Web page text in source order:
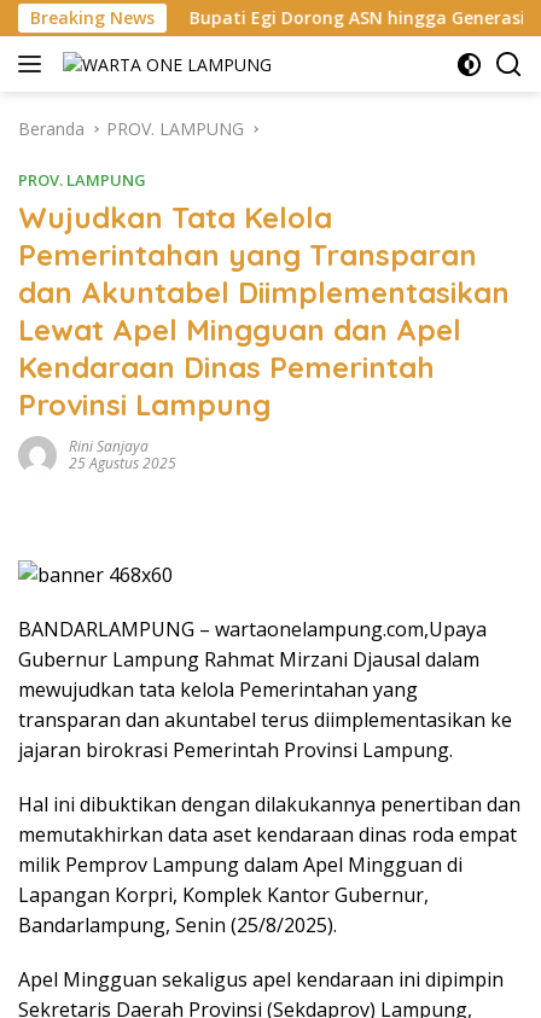
Langsung
ke
konten
Breaking News
Bupati Egi Dorong ASN hingga Generasi Muda Kuasai AI,
Beranda PROV. LAMPUNG
PROV. LAMPUNG
Wujudkan Tata Kelola
Pemerintahan yang Transparan
dan Akuntabel Diimplementasikan
Lewat Apel Mingguan dan Apel
Kendaraan Dinas Pemerintah
Provinsi Lampung
Rini Sanjaya
25 Agustus 2025
BANDARLAMPUNG – wartaonelampung.com,Upaya
Gubernur Lampung Rahmat Mirzani Djausal dalam
mewujudkan tata kelola Pemerintahan yang
transparan dan akuntabel terus diimplementasikan ke
jajaran birokrasi Pemerintah Provinsi Lampung.
Hal ini dibuktikan dengan dilakukannya penertiban dan
memutakhirkan data aset kendaraan dinas roda empat
milik Pemprov Lampung dalam Apel Mingguan di
Lapangan Korpri, Komplek Kantor Gubernur,
Bandarlampung, Senin (25/8/2025).
Apel Mingguan sekaligus apel kendaraan ini dipimpin
Sekretaris Daerah Provinsi (Sekdaprov) Lampung,